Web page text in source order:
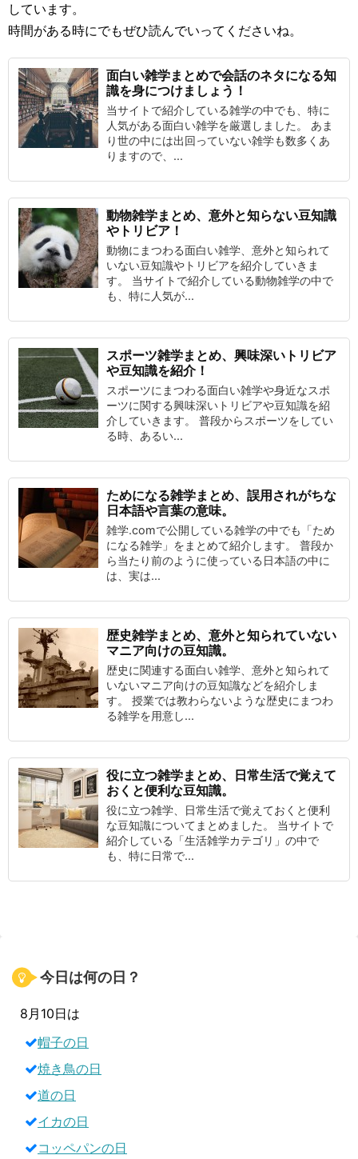
しています。
時間がある時にでもぜひ読んでいってくださいね。
面白い雑学まとめで会話のネタになる知
識を身につけましょう！
当サイトで紹介している雑学の中でも、特に
人気がある面白い雑学を厳選しました。 あま
り世の中には出回っていない雑学も数多くあ
りますので、...
動物雑学まとめ、意外と知らない豆知識
やトリビア！
動物にまつわる面白い雑学、意外と知られて
いない豆知識やトリビアを紹介していきま
す。 当サイトで紹介している動物雑学の中で
も、特に人気が...
スポーツ雑学まとめ、興味深いトリビア
や豆知識を紹介！
スポーツにまつわる面白い雑学や身近なスポ
ーツに関する興味深いトリビアや豆知識を紹
介していきます。 普段からスポーツをしてい
る時、あるい...
ためになる雑学まとめ、誤用されがちな
日本語や言葉の意味。
雑学.comで公開している雑学の中でも「ため
になる雑学」をまとめて紹介します。 普段か
ら当たり前のように使っている日本語の中に
は、実は...
歴史雑学まとめ、意外と知られていない
マニア向けの豆知識。
歴史に関連する面白い雑学、意外と知られて
いないマニア向けの豆知識などを紹介しま
す。 授業では教わらないような歴史にまつわ
る雑学を用意し...
役に立つ雑学まとめ、日常生活で覚えて
おくと便利な豆知識。
役に立つ雑学、日常生活で覚えておくと便利
な豆知識についてまとめました。 当サイトで
紹介している「生活雑学カテゴリ」の中で
も、特に日常で...
今日は何の日？
8月10日は
帽子の日
焼き鳥の日
道の日
イカの日
コッペパンの日